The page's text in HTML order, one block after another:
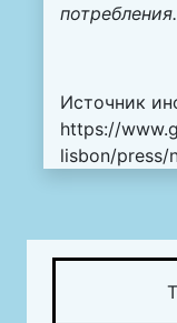
потребления.
Источник
https://
lisbon/press/